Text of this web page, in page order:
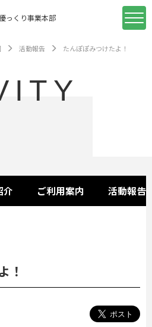
っくり事業本部
活動報告 たんぽぽみつけたよ！
介 ご利用案内 活動報告
！